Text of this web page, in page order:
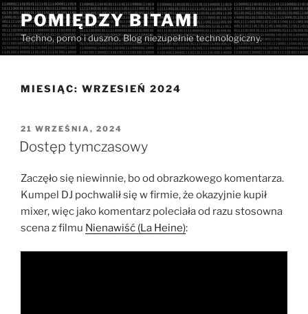
Przejdź
do
treści
POMIĘDZY BITAMI
Techno, porno i duszno. Blog niezupełnie technologiczny.
MIESIĄC: WRZESIEŃ 2024
OPUBLIKOWANE
W
21 WRZEŚNIA, 2024
Dostęp tymczasowy
Zaczęło się niewinnie, bo od obrazkowego komentarza.
Kumpel DJ pochwalił się w firmie, że okazyjnie kupił
mixer, więc jako komentarz poleciała od razu stosowna
scena z filmu Nienawiść (La Heine):